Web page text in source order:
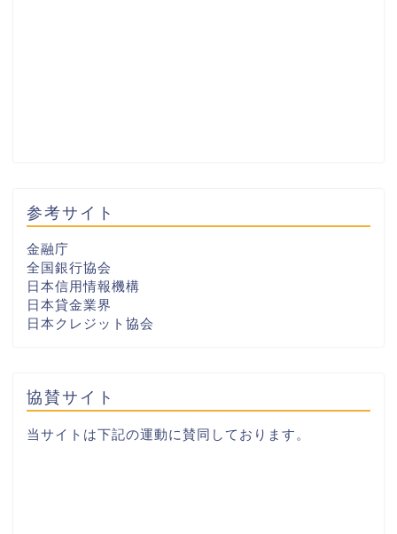
参考サイト
金融庁
全国銀行協会
日本信用情報機構
日本貸金業界
日本クレジット協会
協賛サイト
当サイトは下記の運動に賛同しております。